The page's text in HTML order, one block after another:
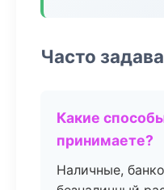
Часто
Какие
принимаете?
Наличные,